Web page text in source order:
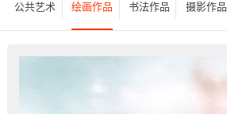
公共艺术 绘画作品 书法作品 摄影作品